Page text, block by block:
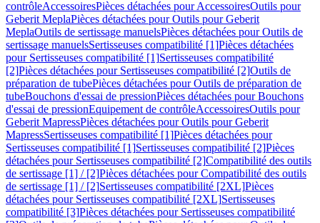
contrôleAccessoiresPièces détachées pour AccessoiresOutils pour
Geberit MeplaPièces détachées pour Outils pour Geberit
MeplaOutils de sertissage manuelsPièces détachées pour Outils de
sertissage manuelsSertisseuses compatibilité [1]Pièces détachées
pour Sertisseuses compatibilité [1]Sertisseuses compatibilité
[2]Pièces détachées pour Sertisseuses compatibilité [2]Outils de
préparation de tubePièces détachées pour Outils de préparation de
tubeBouchons d'essai de pressionPièces détachées pour Bouchons
d'essai de pressionEquipement de contrôleAccessoiresOutils pour
Geberit MapressPièces détachées pour Outils pour Geberit
MapressSertisseuses compatibilité [1]Pièces détachées pour
Sertisseuses compatibilité [1]Sertisseuses compatibilité [2]Pièces
détachées pour Sertisseuses compatibilité [2]Compatibilité des outils
de sertissage [1] / [2]Pièces détachées pour Compatibilité des outils
de sertissage [1] / [2]Sertisseuses compatibilité [2XL]Pièces
détachées pour Sertisseuses compatibilité [2XL]Sertisseuses
compatibilité [3]Pièces détachées pour Sertisseuses compatibilité